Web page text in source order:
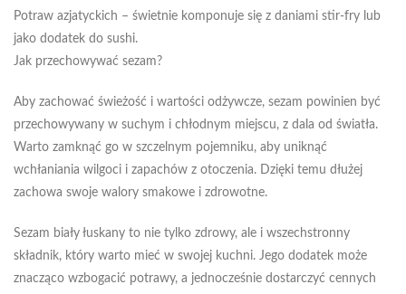
Potraw azjatyckich – świetnie komponuje się z daniami stir-fry lub
jako dodatek do sushi.
Jak przechowywać sezam?
Aby zachować świeżość i wartości odżywcze, sezam powinien być
przechowywany w suchym i chłodnym miejscu, z dala od światła.
Warto zamknąć go w szczelnym pojemniku, aby uniknąć
wchłaniania wilgoci i zapachów z otoczenia. Dzięki temu dłużej
zachowa swoje walory smakowe i zdrowotne.
Sezam biały łuskany to nie tylko zdrowy, ale i wszechstronny
składnik, który warto mieć w swojej kuchni. Jego dodatek może
znacząco wzbogacić potrawy, a jednocześnie dostarczyć cennych